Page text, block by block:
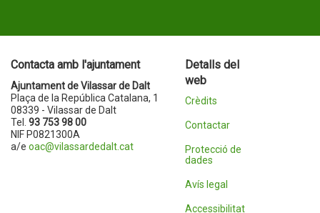
Contacta amb l'ajuntament
Ajuntament de Vilassar de Dalt
Plaça de la República Catalana, 1
08339 - Vilassar de Dalt
Tel. 93 753 98 00
NIF P0821300A
a/e oac@vilassardedalt.cat
Detalls del
web
Crèdits
Contactar
Protecció de
dades
Avís legal
Accessibilitat